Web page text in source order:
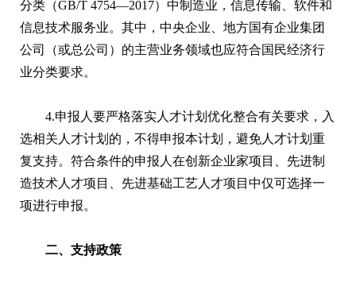
分类（GB/T 4754—2017）中制造业，信息传输、软件和
信息技术服务业。其中，中央企业、地方国有企业集团
公司（或总公司）的主营业务领域也应符合国民经济行
业分类要求。
4.申报人要严格落实人才计划优化整合有关要求，入
选相关人才计划的，不得申报本计划，避免人才计划重
复支持。符合条件的申报人在创新企业家项目、先进制
造技术人才项目、先进基础工艺人才项目中仅可选择一
项进行申报。
二、支持政策